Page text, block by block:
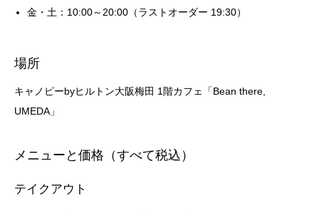
金・土：10:00～20:00（ラストオーダー 19:30）
場所
キャノピーbyヒルトン大阪梅田 1階カフェ「Bean there,
UMEDA」
メニューと価格（すべて税込）
テイクアウト